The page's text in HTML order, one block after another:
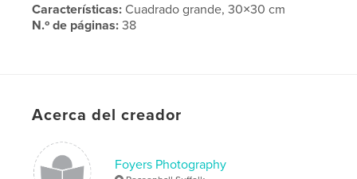
Características:Cuadrado grande, 30×30 cm
N.º de páginas:38
Wedding , Norfolk ,
Acerca del creador
Foyers Photography